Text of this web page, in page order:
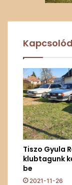
Tiszo Gyula
klubtagunk
be
2021-11-26